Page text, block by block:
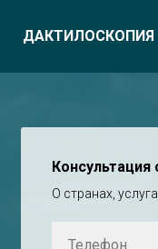
ДАКТИЛОСКОПИЯ
Консультация
О странах,